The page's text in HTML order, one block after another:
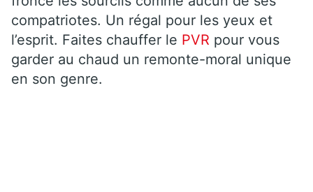
compatriotes. Un régal pour les yeux et
l’esprit. Faites chauffer le PVR pour vous
garder au chaud un remonte-moral unique
en son genre.